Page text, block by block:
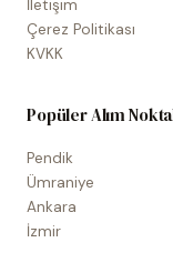
İletişim
Çerez Politikası
KVKK
Popüler Alım
Pendik
Ümraniye
Ankara
İzmir